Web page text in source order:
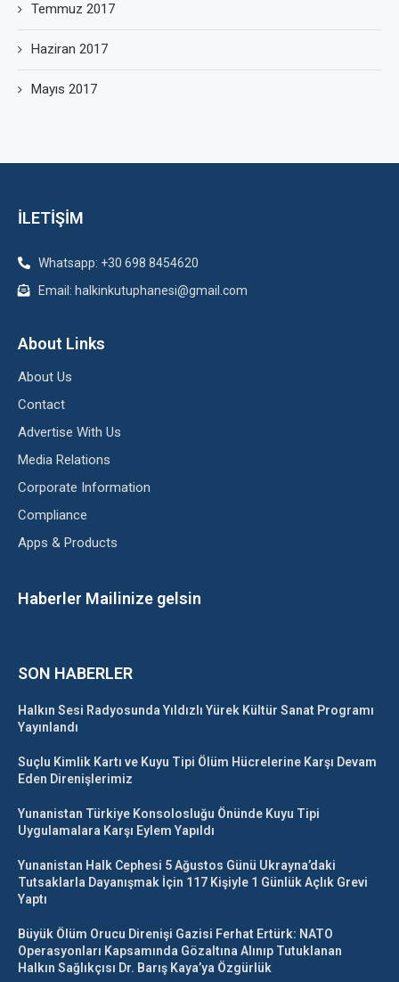
Temmuz 2017
Haziran 2017
Mayıs 2017
İLETİŞİM
Whatsapp: +30 698 8454620
Email: halkinkutuphanesi@gmail.com
About Links
About Us
Contact
Advertise With Us
Media Relations
Corporate Information
Compliance
Apps & Products
Haberler Mailinize gelsin
SON HABERLER
Halkın Sesi Radyosunda Yıldızlı Yürek Kültür Sanat Programı
Yayınlandı
Suçlu Kimlik Kartı ve Kuyu Tipi Ölüm Hücrelerine Karşı Devam
Eden Direnişlerimiz
Yunanistan Türkiye Konsolosluğu Önünde Kuyu Tipi
Uygulamalara Karşı Eylem Yapıldı
Yunanistan Halk Cephesi 5 Ağustos Günü Ukrayna’daki
Tutsaklarla Dayanışmak İçin 117 Kişiyle 1 Günlük Açlık Grevi
Yaptı
Büyük Ölüm Orucu Direnişi Gazisi Ferhat Ertürk: NATO
Operasyonları Kapsamında Gözaltına Alınıp Tutuklanan
Halkın Sağlıkçısı Dr. Barış Kaya’ya Özgürlük